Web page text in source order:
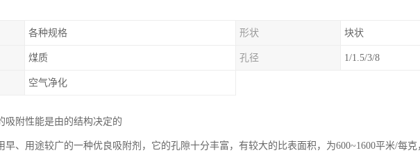
各种规格 形状 块状
煤质 孔径 1/1.5/3/8
空气净化
吸附性能是由的结构决定的
早、用途较广的一种优良吸附剂，它的孔隙十分丰富，有较大的比表面积，为600~1600平米/每